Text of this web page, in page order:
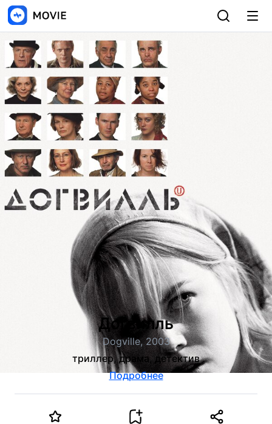
Догвилль
Dogville, 2003
триллер, драма, детектив
Подробнее